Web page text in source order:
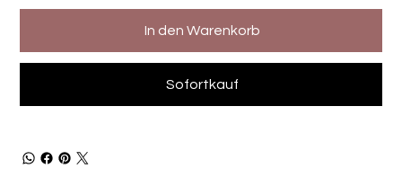
In den Warenkorb
Sofortkauf